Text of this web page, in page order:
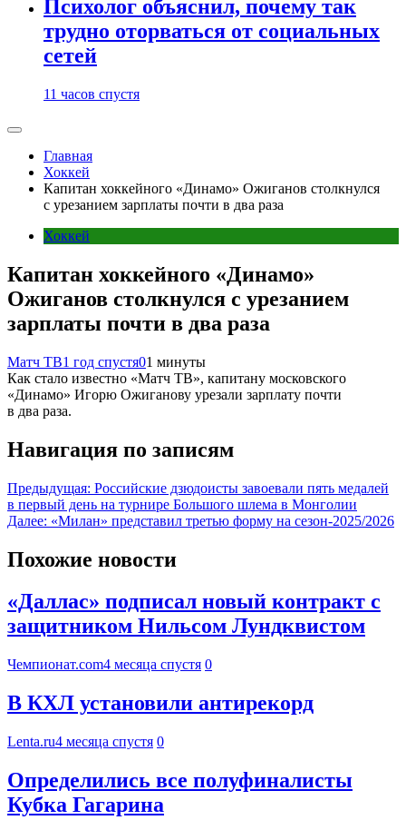
Психолог объяснил, почему так
трудно оторваться от социальных
сетей
11 часов спустя
Главная
Хоккей
Капитан хоккейного «Динамо» Ожиганов столкнулся
с урезанием зарплаты почти в два раза
Хоккей
Капитан хоккейного «Динамо»
Ожиганов столкнулся с урезанием
зарплаты почти в два раза
Матч ТВ1 год спустя01 минуты
Как стало известно «Матч ТВ», капитану московского
«Динамо» Игорю Ожиганову урезали зарплату почти
в два раза.
Навигация по записям
Предыдущая: Российские дзюдоисты завоевали пять медалей
в первый день на турнире Большого шлема в Монголии
Далее: «Милан» представил третью форму на сезон-2025/2026
Похожие новости
«Даллас» подписал новый контракт с
защитником Нильсом Лундквистом
Чемпионат.com4 месяца спустя 0
В КХЛ установили антирекорд
Lenta.ru4 месяца спустя 0
Определились все полуфиналисты
Кубка Гагарина